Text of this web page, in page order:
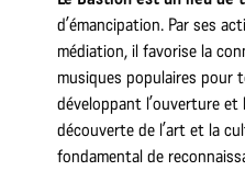
d’émancipation. Par ses
médiation, il favorise la
musiques populaires pour
développant l’ouverture et
découverte de l’art et la
fondamental de